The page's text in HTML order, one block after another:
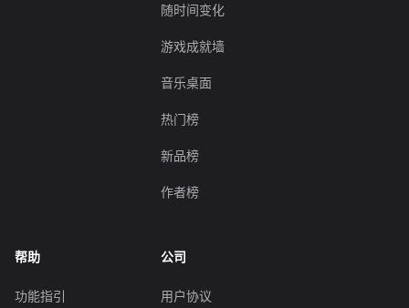
随时间变化
游戏成就墙
音乐桌面
热门榜
新品榜
作者榜
帮助
功能指引
公司
用户协议